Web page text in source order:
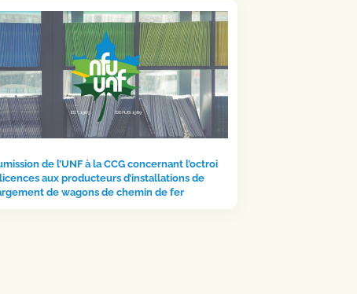
de l’UNF à la CCG concernant l’octroi
aux producteurs d’installations de
de wagons de chemin de fer